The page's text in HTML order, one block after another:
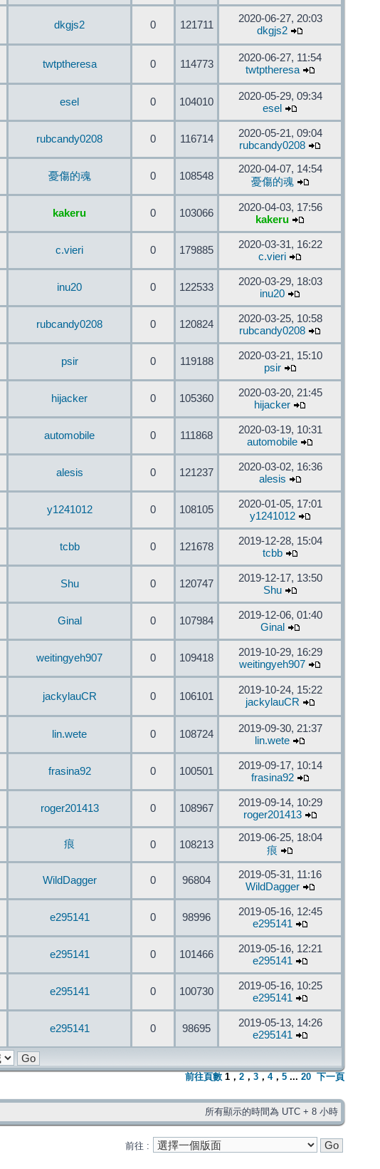
dkgjs2 0 121711
2020-06-27, 20:03
dkgjs2
twtptheresa 0 114773
2020-06-27, 11:54
twtptheresa
esel 0 104010
2020-05-29, 09:34
esel
rubcandy0208 0 116714
2020-05-21, 09:04
rubcandy0208
憂傷的魂 0 108548
2020-04-07, 14:54
憂傷的魂
kakeru 0 103066
2020-04-03, 17:56
kakeru
c.vieri 0 179885
2020-03-31, 16:22
c.vieri
inu20 0 122533
2020-03-29, 18:03
inu20
rubcandy0208 0 120824
2020-03-25, 10:58
rubcandy0208
psir 0 119188
2020-03-21, 15:10
psir
hijacker 0 105360
2020-03-20, 21:45
hijacker
automobile 0 111868
2020-03-19, 10:31
automobile
alesis 0 121237
2020-03-02, 16:36
alesis
y1241012 0 108105
2020-01-05, 17:01
y1241012
tcbb 0 121678
2019-12-28, 15:04
tcbb
Shu 0 120747
2019-12-17, 13:50
Shu
Ginal 0 107984
2019-12-06, 01:40
Ginal
weitingyeh907 0 109418
2019-10-29, 16:29
weitingyeh907
jackylauCR 0 106101
2019-10-24, 15:22
jackylauCR
lin.wete 0 108724
2019-09-30, 21:37
lin.wete
frasina92 0 100501
2019-09-17, 10:14
frasina92
roger201413 0 108967
2019-09-14, 10:29
roger201413
痕 0 108213
2019-06-25, 18:04
痕
WildDagger 0 96804
2019-05-31, 11:16
WildDagger
e295141 0 98996
2019-05-16, 12:45
e295141
e295141 0 101466
2019-05-16, 12:21
e295141
e295141 0 100730
2019-05-16, 10:25
e295141
e295141 0 98695
2019-05-13, 14:26
e295141
前往頁數 1 ， 2 ， 3 ， 4， 5 ... 20 下一頁
所有顯示的時間為 UTC + 8 小時
前往 :